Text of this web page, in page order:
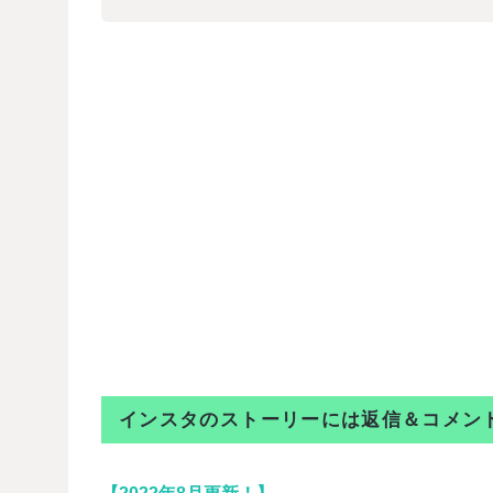
インスタのストーリーには返信＆コメン